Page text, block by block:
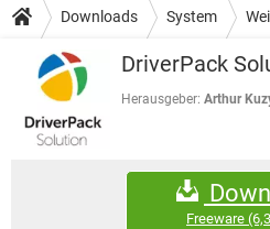
ANDROID
WINDOWS 10
WHATSAPP
FACEBOOK
SPIELE
ANDROID
WINDOWS 10
DOWNLOADS
SPIELE
ANDROID
FORUM
Downloads System
DriverPack
Herausgeber: Arthur
Freeware